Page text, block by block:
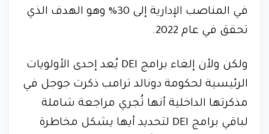
في المناصب الإدارية إلى 30% وهو الهدف الذي
تحقق في عام 2022.
ولكن ولأن إلغاء برامج DEI يُعد إحدى الأولويات
الرئيسية لحكومة دونالد ترامب ذكرت جوجل في
مذكرتها الداخلية أنها تُجري مراجعة شاملة
لباقي برامج DEI لتحديد أيها يشكل مخاطرة